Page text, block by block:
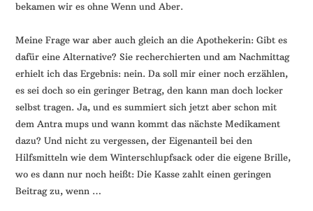
bekamen wir es ohne Wenn und Aber.
Meine Frage war aber auch gleich an die Apothekerin: Gibt es
dafür eine Alternative? Sie recherchierten und am Nachmittag
erhielt ich das Ergebnis: nein. Da soll mir einer noch erzählen,
es sei doch so ein geringer Betrag, den kann man doch locker
selbst tragen. Ja, und es summiert sich jetzt aber schon mit
dem Antra mups und wann kommt das nächste Medikament
dazu? Und nicht zu vergessen, der Eigenanteil bei den
Hilfsmitteln wie dem Winterschlupfsack oder die eigene Brille,
wo es dann nur noch heißt: Die Kasse zahlt einen geringen
Beitrag zu, wenn …